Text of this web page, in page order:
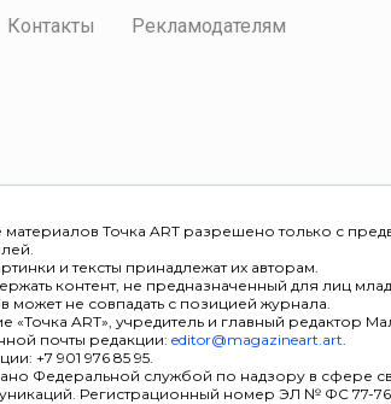
Контакты Рекламодателям
Точка ART разрешено только с
и тексты принадлежат их авторам.
контент, не предназначенный для лиц
может не совпадать с позицией журнала.
«Точка ART», учредитель и главный редактор
почты редакции: editor@magazineart.art.
+7 901 976 85 95.
Федеральной службой по надзору в сфере
Регистрационный номер ЭЛ № ФС 77-